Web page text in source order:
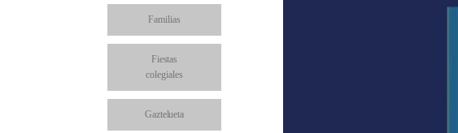
Familias
Fiestas
colegiales
Gaztelueta